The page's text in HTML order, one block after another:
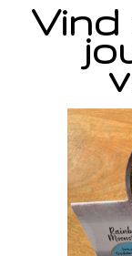
Vind